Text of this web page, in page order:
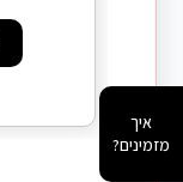
איך
מזמינים?